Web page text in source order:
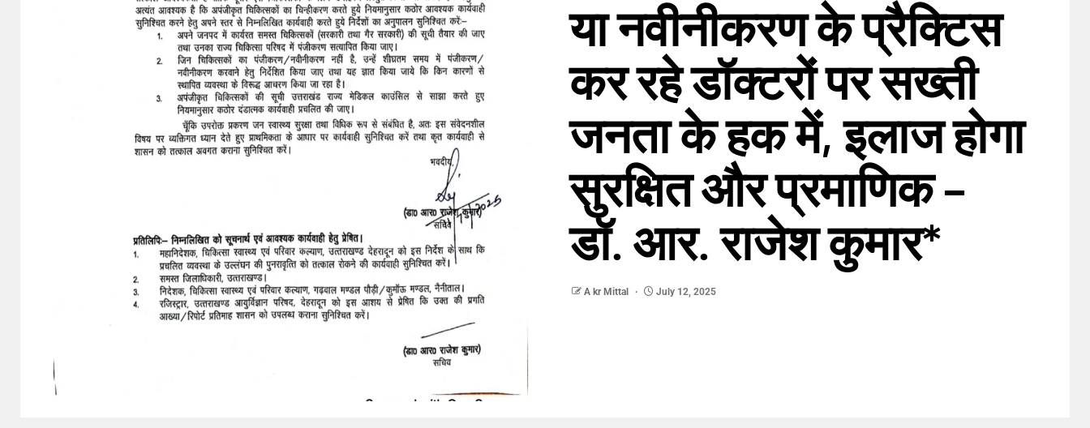
या नवीनीकरण के प्रैक्टिस
कर रहे डॉक्टरों पर सख्ती
जनता के हक में, इलाज होगा
सुरक्षित और प्रमाणिक –
डॉ. आर. राजेश कुमार*
A kr Mittal July 12, 2025